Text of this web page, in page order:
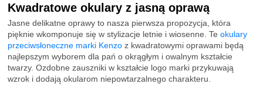
Kwadratowe okulary z jasną oprawą
Jasne delikatne oprawy to nasza pierwsza propozycja, która
pięknie wkomponuje się w stylizacje letnie i wiosenne. Te okulary
przeciwsłoneczne marki Kenzo z kwadratowymi oprawami będą
najlepszym wyborem dla pań o okrągłym i owalnym kształcie
twarzy. Ozdobne zauszniki w kształcie logo marki przykuwają
wzrok i dodają okularom niepowtarzalnego charakteru.